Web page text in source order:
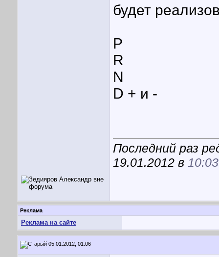
будет
P
R
N
D + и -
Последний раз
19.01.2012 в 10:03
Реклама
Реклама на сайте
05.01.2012, 01:06